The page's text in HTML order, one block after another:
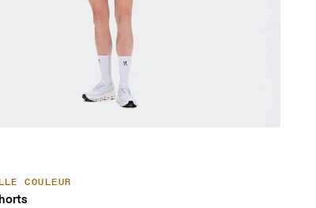
COULEUR